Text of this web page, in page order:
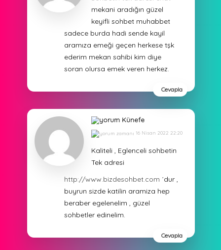
mekani aradığın güzel
keyifli sohbet muhabbet
sadece burda hadi sende kayil
aramıza emeği geçen herkese tşk
ederim mekan sahibi kim diye
soran olursa emek veren herkez.
Cevapla
Künefe
16 Nisan 2022 22:20
Kaliteli , Eglenceli sohbetin
Tek adresi
http://www.bizdesohbet.com ´dur ,
buyrun sizde katilin aramiza hep
beraber egelenelim , güzel
sohbetler edinelim.
Cevapla